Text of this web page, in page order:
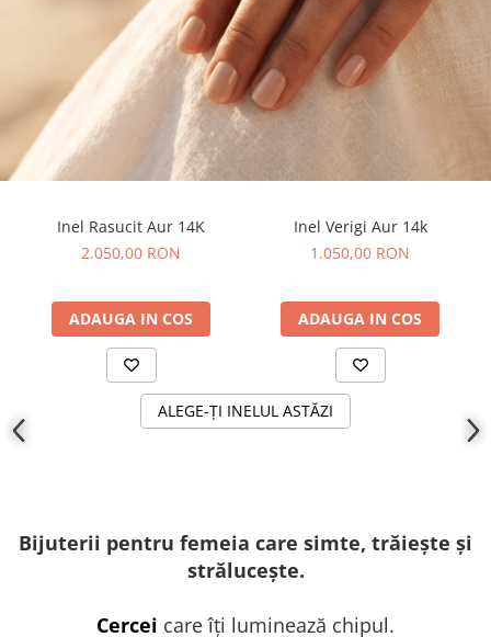
Inel Rasucit Aur 14K
2.050,00 RON
ADAUGA IN COS
Inel Verigi Aur 14k
1.050,00 RON
ADAUGA IN COS
ALEGE-ȚI INELUL ASTĂZI
Bijuterii pentru femeia care simte, trăiește și
strălucește.
Cercei care îți luminează chipul.